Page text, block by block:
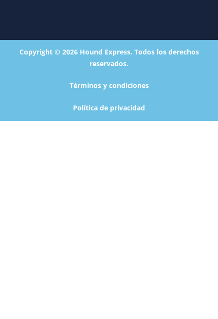
Copyright © 2026 Hound Express. Todos los derechos
reservados.
Términos y condiciones
Política de privacidad